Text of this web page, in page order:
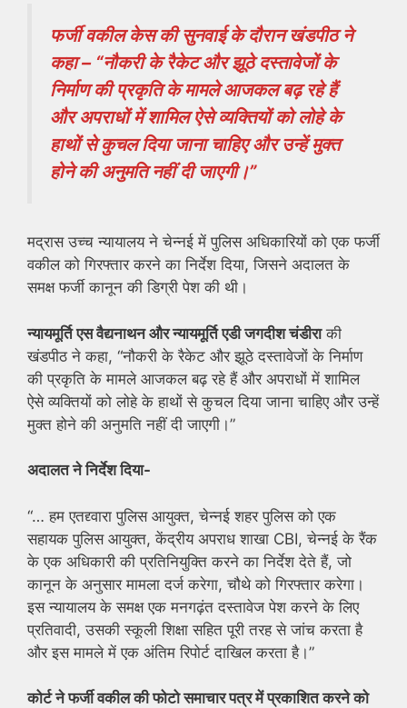
फर्जी वकील केस की सुनवाई के दौरान खंडपीठ ने
कहा – “नौकरी के रैकेट और झूठे दस्तावेजों के
निर्माण की प्रकृति के मामले आजकल बढ़ रहे हैं
और अपराधों में शामिल ऐसे व्यक्तियों को लोहे के
हाथों से कुचल दिया जाना चाहिए और उन्हें मुक्त
होने की अनुमति नहीं दी जाएगी।”
मद्रास उच्च न्यायालय ने चेन्नई में पुलिस अधिकारियों को एक फर्जी
वकील को गिरफ्तार करने का निर्देश दिया, जिसने अदालत के
समक्ष फर्जी कानून की डिग्री पेश की थी।
न्यायमूर्ति एस वैद्यनाथन और न्यायमूर्ति एडी जगदीश चंडीराकी
खंडपीठ ने कहा, “नौकरी के रैकेट और झूठे दस्तावेजों के निर्माण
की प्रकृति के मामले आजकल बढ़ रहे हैं और अपराधों में शामिल
ऐसे व्यक्तियों को लोहे के हाथों से कुचल दिया जाना चाहिए और उन्हें
मुक्त होने की अनुमति नहीं दी जाएगी।”
अदालत ने निर्देश दिया-
“… हम एतद्द्वारा पुलिस आयुक्त, चेन्नई शहर पुलिस को एक
सहायक पुलिस आयुक्त, केंद्रीय अपराध शाखा CBI, चेन्नई के रैंक
के एक अधिकारी की प्रतिनियुक्ति करने का निर्देश देते हैं, जो
कानून के अनुसार मामला दर्ज करेगा, चौथे को गिरफ्तार करेगा।
इस न्यायालय के समक्ष एक मनगढ़ंत दस्तावेज पेश करने के लिए
प्रतिवादी, उसकी स्कूली शिक्षा सहित पूरी तरह से जांच करता है
और इस मामले में एक अंतिम रिपोर्ट दाखिल करता है।”
कोर्ट ने फर्जी वकील की फोटो समाचार पत्र में प्रकाशित करने को